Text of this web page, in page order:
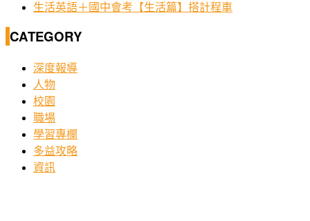
生活英語＋國中會考【生活篇】搭計程車
CATEGORY
深度報導
人物
校園
職場
學習專欄
多益攻略
資訊